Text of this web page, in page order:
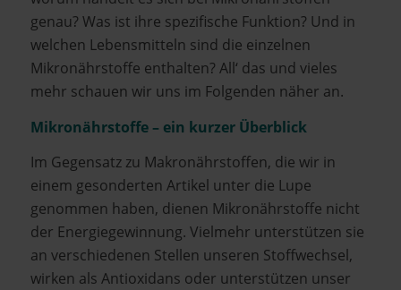
genau? Was ist ihre spezifische Funktion? Und in
welchen Lebensmitteln sind die einzelnen
Mikronährstoffe enthalten? All‘ das und vieles
mehr schauen wir uns im Folgenden näher an.
Mikronährstoffe – ein kurzer Überblick
Im Gegensatz zu Makronährstoffen, die wir in
einem gesonderten Artikel unter die Lupe
genommen haben, dienen Mikronährstoffe nicht
der Energiegewinnung. Vielmehr unterstützen sie
an verschiedenen Stellen unseren Stoffwechsel,
wirken als Antioxidans oder unterstützen unser